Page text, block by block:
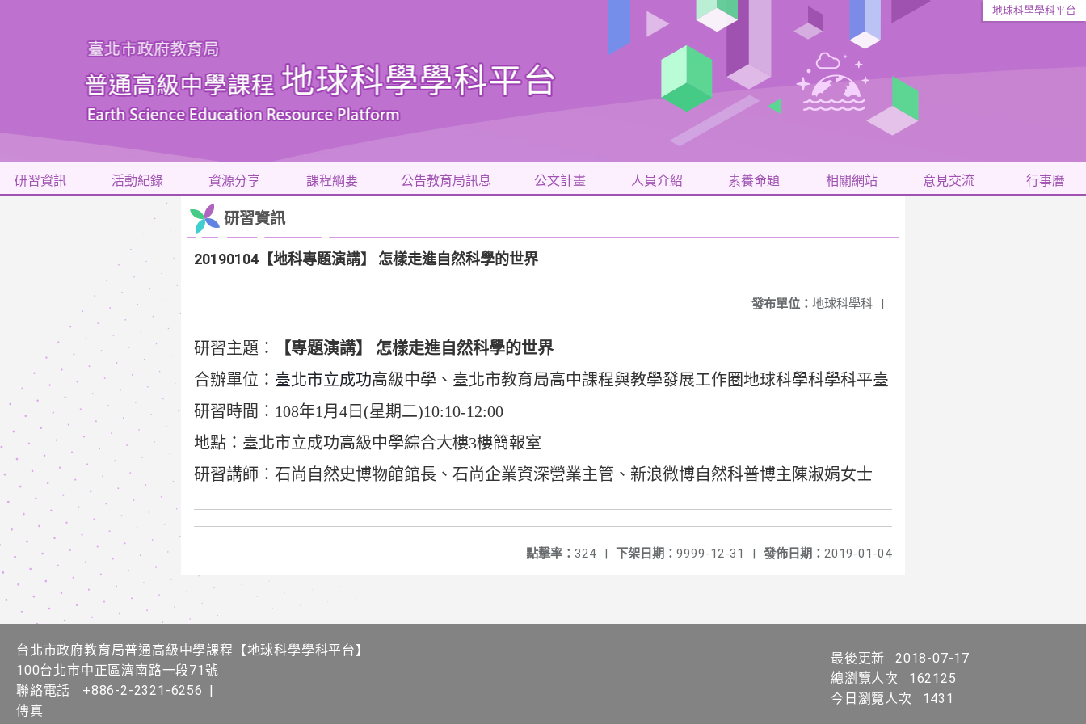
地球科學學科平台
研習資訊 活動紀錄 資源分享 課程綱要 公告教育局訊息 公文計畫 人員介紹 素養命題 相關網站 意見交流 行事曆
研習資訊
20190104【地科專題演講】 怎樣走進自然科學的世界
發布單位： 地球科學科 |
研習主題：
【專題演講】 怎樣走進自然科學的世界
合辦單位： 臺北市立成功高級中學、 臺北市教育局高中課程與教學發展工作圈地球科學科學科平臺
研習時間：108年1月4日(星期二)10:10-12:00
地點：臺北市立成功高級中學綜合大樓3樓簡報室
研習講師： 石尚自然史博物館館長、石尚企業資深營業主管、 新浪微博自然科普博主陳淑娟女士
發佈日期： 2019-01-04
下架日期： 9999-12-31 |
點擊率： 324 |
台北市政府教育局普通高級中學課程​【​地球科學學科平台】
100台北市中正區濟南路一段71號
聯絡電話
+886-2-2321-6256 |
傳真
最後更新
2018-07-17
總瀏覽人次
162125
今日瀏覽人次
1431